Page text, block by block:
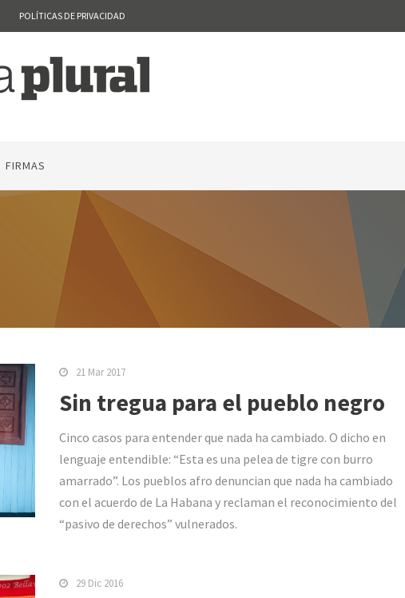
POLÍTICAS DE PRIVACIDAD
FIRMAS
21 Mar 2017
Sin tregua para el pueblo negro
Cinco casos para entender que nada ha cambiado. O dicho en
lenguaje entendible: “Esta es una pelea de tigre con burro
amarrado”. Los pueblos afro denuncian que nada ha cambiado
con el acuerdo de La Habana y reclaman el reconocimiento del
“pasivo de derechos” vulnerados.
29 Dic 2016